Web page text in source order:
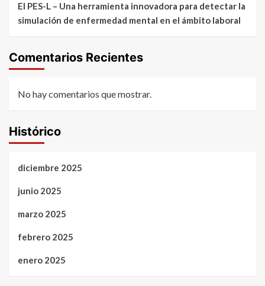
El PES-L – Una herramienta innovadora para detectar la
simulación de enfermedad mental en el ámbito laboral
Comentarios Recientes
No hay comentarios que mostrar.
Histórico
diciembre 2025
junio 2025
marzo 2025
febrero 2025
enero 2025